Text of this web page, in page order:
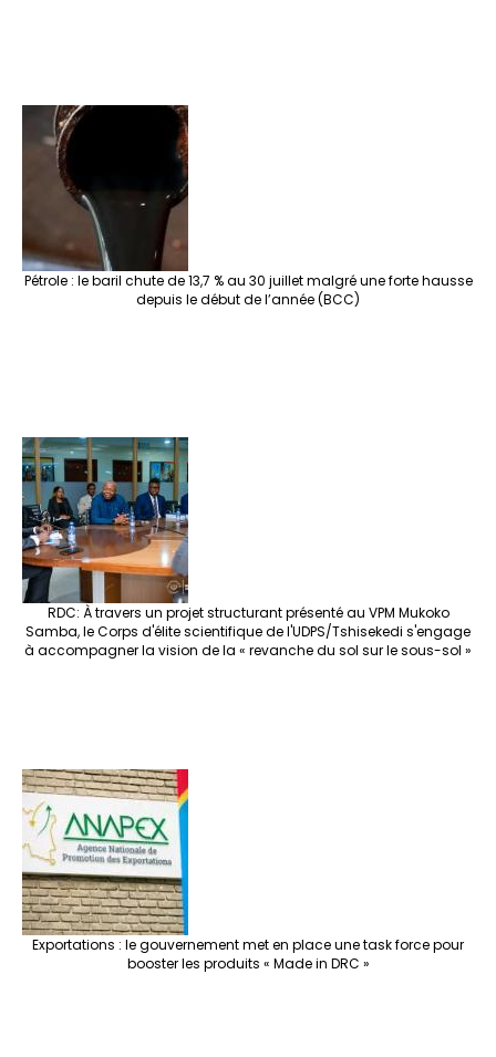
Pétrole : le baril chute de 13,7 % au 30 juillet malgré une forte hausse
depuis le début de l’année (BCC)
RDC: À travers un projet structurant présenté au VPM Mukoko
Samba, le Corps d'élite scientifique de l'UDPS/Tshisekedi s'engage
à accompagner la vision de la « revanche du sol sur le sous-sol »
Exportations : le gouvernement met en place une task force pour
booster les produits « Made in DRC »